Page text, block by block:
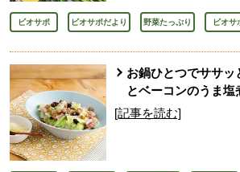
ビオサポ ビオサポだより 野菜たっぷり ビオサ
お鍋ひとつでササッ
とベーコンのうま塩
[記事を読む]